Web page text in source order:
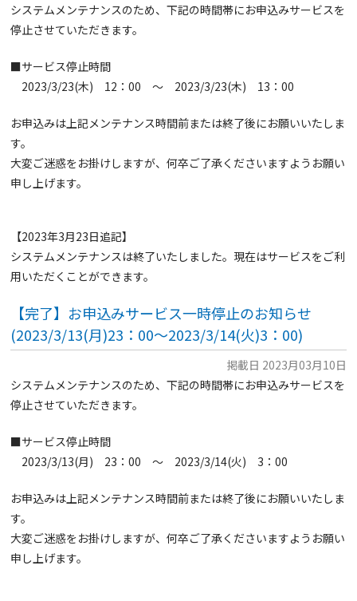
システムメンテナンスのため、下記の時間帯にお申込みサービスを
停止させていただきます。
■サービス停止時間
2023/3/23(木) 12：00 ～ 2023/3/23(木) 13：00
お申込みは上記メンテナンス時間前または終了後にお願いいたしま
す。
大変ご迷惑をお掛けしますが、何卒ご了承くださいますようお願い
申し上げます。
【2023年3月23日追記】
システムメンテナンスは終了いたしました。現在はサービスをご利
用いただくことができます。
【完了】お申込みサービス一時停止のお知らせ
(2023/3/13(月)23：00～2023/3/14(火)3：00)
掲載日 2023月03月10日
システムメンテナンスのため、下記の時間帯にお申込みサービスを
停止させていただきます。
■サービス停止時間
2023/3/13(月) 23：00 ～ 2023/3/14(火) 3：00
お申込みは上記メンテナンス時間前または終了後にお願いいたしま
す。
大変ご迷惑をお掛けしますが、何卒ご了承くださいますようお願い
申し上げます。